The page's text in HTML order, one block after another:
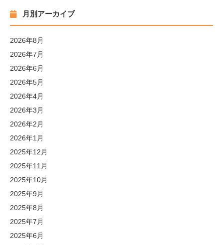
月別アーカイブ
2026年8月
2026年7月
2026年6月
2026年5月
2026年4月
2026年3月
2026年2月
2026年1月
2025年12月
2025年11月
2025年10月
2025年9月
2025年8月
2025年7月
2025年6月